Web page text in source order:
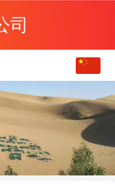
司
English